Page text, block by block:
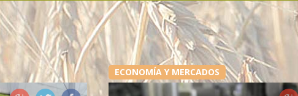
ECONOMÍA Y MERCADOS